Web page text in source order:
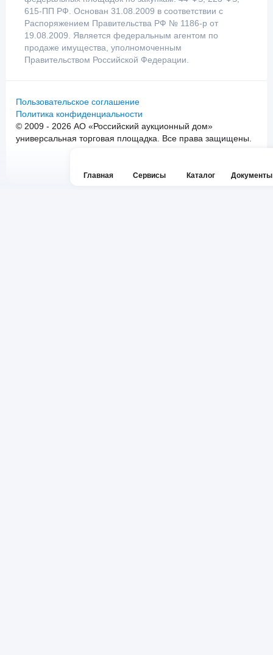
Главная Сервисы Каталог Документы
615-ПП РФ. Основан 31.08.2009 в соответствии с
Распоряжением Правительства РФ № 1186-р от
19.08.2009. Является федеральным агентом по
продаже имущества, уполномоченным
Правительством Российской Федерации.
Пользовательское соглашение
Политика конфиденциальности
© 2009 - 2026 АО «Российский аукционный дом»
универсальная торговая площадка. Все права защищены.